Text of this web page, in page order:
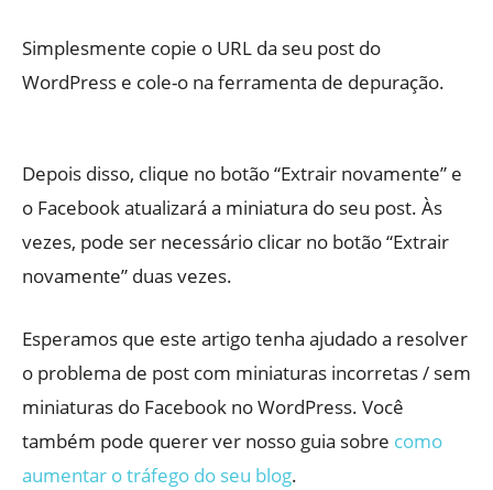
Simplesmente copie o URL da seu post do
WordPress e cole-o na ferramenta de depuração.
Depois disso, clique no botão “Extrair novamente” e
o Facebook atualizará a miniatura do seu post. Às
vezes, pode ser necessário clicar no botão “Extrair
novamente” duas vezes.
Esperamos que este artigo tenha ajudado a resolver
o problema de post com miniaturas incorretas / sem
miniaturas do Facebook no WordPress. Você
também pode querer ver nosso guia sobre como
aumentar o tráfego do seu blog.